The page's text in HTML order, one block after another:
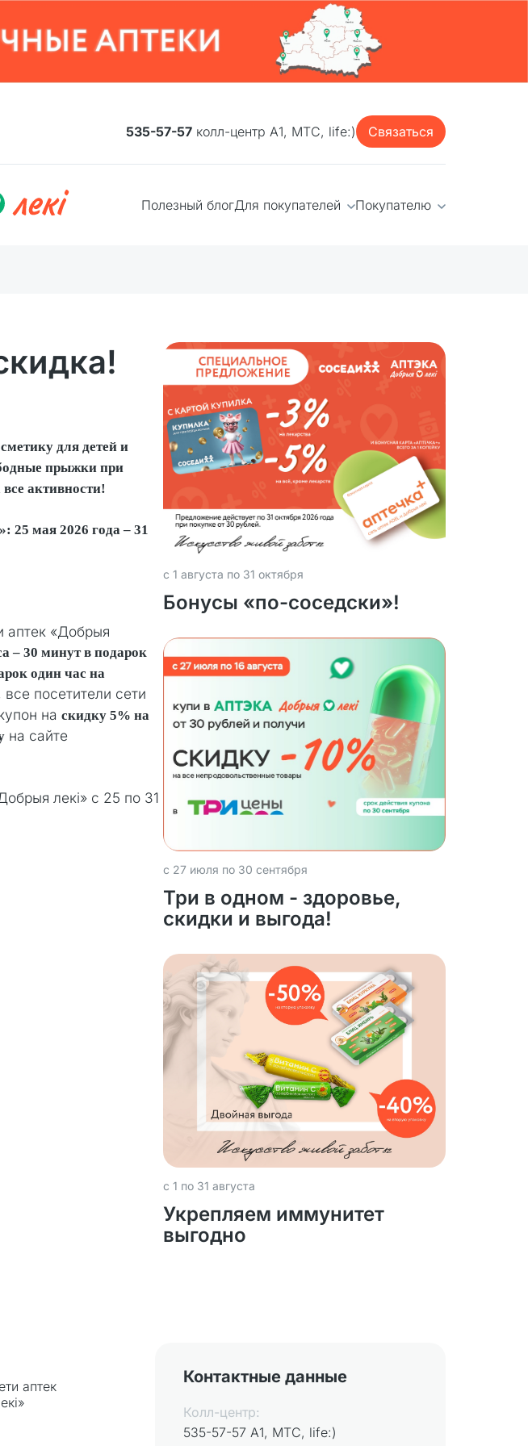
535-57-57 колл-центр А1, МТС, life:) Связаться
Полезный блогДля покупателей Покупателю
для детей и
прыжки при
активности!
мая 2026 года – 31
аптек «Добрыя
– 30 минут в подарок
один час на
посетители сети
на скидку 5% на
на сайте
лекi» с 25 по 31
с 1 августа по 31 октября
Бонусы «по-соседски»!
с 27 июля по 30 сентября
Три в одном - здоровье,
скидки и выгода!
с 1 по 31 августа
Укрепляем иммунитет
выгодно
аптек
Контактные данные
Колл-центр:
535-57-57 А1, МТС, life:)